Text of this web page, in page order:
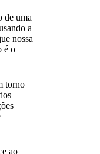
de uma
a
nossa
é o
torno
ao